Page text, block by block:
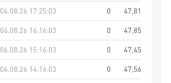
06.08.26 17:25:03
0
47,81
06.08.26 16:16:03
0
47,85
06.08.26 15:16:03
0
47,45
06.08.26 14:16:03
0
47,56